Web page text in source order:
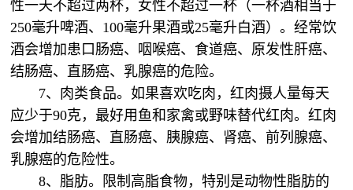
性一天不超过两杯，女性不超过一杯（一杯酒相当于
250毫升啤酒、100毫升果酒或25毫升白酒）。经常饮
酒会增加患口肠癌、咽喉癌、食道癌、原发性肝癌、
结肠癌、直肠癌、乳腺癌的危险。
7、肉类食品。如果喜欢吃肉，红肉摄人量每天
应少于90克，最好用鱼和家禽或野味替代红肉。红肉
会增加结肠癌、直肠癌、胰腺癌、肾癌、前列腺癌、
乳腺癌的危险性。
8、脂肪。限制高脂食物，特别是动物性脂肪的